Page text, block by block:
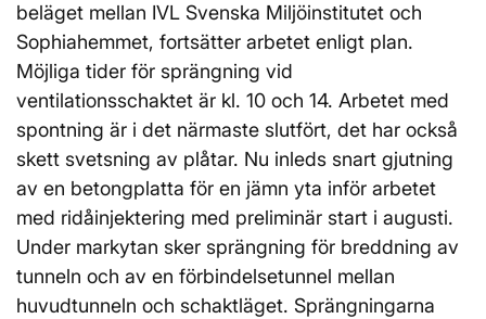
beläget mellan IVL Svenska Miljöinstitutet och
Sophiahemmet, fortsätter arbetet enligt plan.
Möjliga tider för sprängning vid
ventilationsschaktet är kl. 10 och 14. Arbetet med
spontning är i det närmaste slutfört, det har också
skett svetsning av plåtar. Nu inleds snart gjutning
av en betongplatta för en jämn yta inför arbetet
med ridåinjektering med preliminär start i augusti.
Under markytan sker sprängning för breddning av
tunneln och av en förbindelsetunnel mellan
huvudtunneln och schaktläget. Sprängningarna